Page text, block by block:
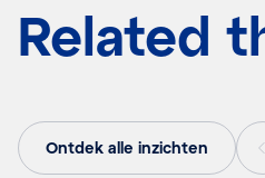
Related
Ontdek alle inzichten